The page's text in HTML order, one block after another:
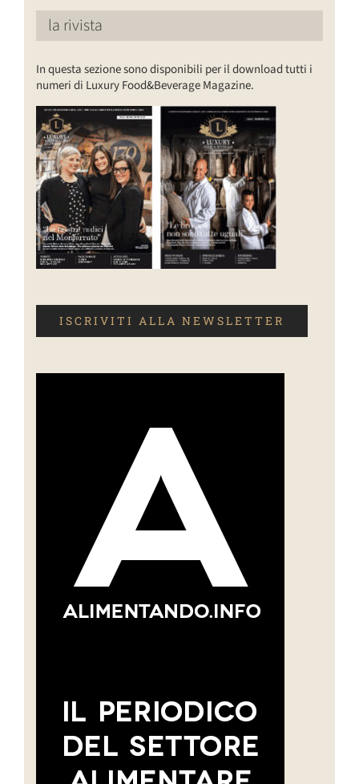
la rivista
In questa sezione sono disponibili per il download tutti i
numeri di Luxury Food&Beverage Magazine.
ISCRIVITI ALLA NEWSLETTER